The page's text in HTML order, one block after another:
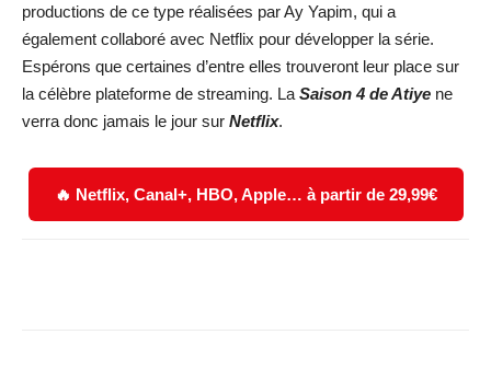
productions de ce type réalisées par Ay Yapim, qui a
également collaboré avec Netflix pour développer la série.
Espérons que certaines d’entre elles trouveront leur place sur
la célèbre plateforme de streaming. La Saison 4 de Atiye ne
verra donc jamais le jour sur Netflix.
🔥 Netflix, Canal+, HBO, Apple… à partir de 29,99€